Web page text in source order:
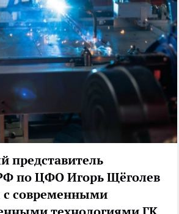
представитель
по ЦФО Игорь Щёголев
с современными